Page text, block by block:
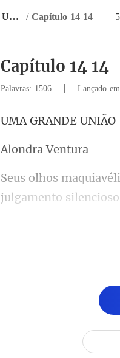
TENHO UMA FILHA COM UM MAFIOSO / Capítulo 14 14 |
Capítulo 14 14
Palavras: 1506 | Lançado
RANDE
ra Ve